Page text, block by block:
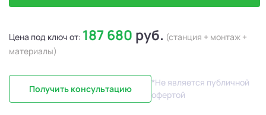
Цена под ключ от: 187 680 руб. (станция + монтаж +
материалы)
Получить консультацию
*Не является публичной
офертой